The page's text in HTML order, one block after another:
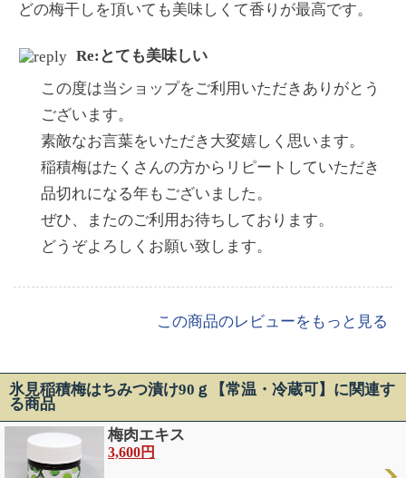
どの梅干しを頂いても美味しくて香りが最高です。
Re:とても美味しい
この度は当ショップをご利用いただきありがとう
ございます。
素敵なお言葉をいただき大変嬉しく思います。
稲積梅はたくさんの方からリピートしていただき
品切れになる年もございました。
ぜひ、またのご利用お待ちしております。
どうぞよろしくお願い致します。
この商品のレビューをもっと見る
氷見稲積梅はちみつ漬け90ｇ【常温・冷蔵可】に関連す
る商品
梅肉エキス
3,600円